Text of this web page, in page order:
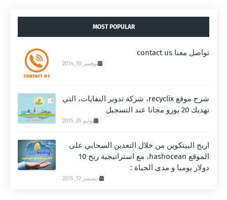
MOST POPULAR
تواصل معنا contact us
نوفمبر 10, 2014
شرح موقع recyclix، شركة تدوير النفايات، التي
تهديك 20 يورو مجانا عند التسجيل
يوليو 25, 2015
اربح البيتكوين من خلال التعدين السحابي على
الموقع hashocean، مع استراتيجية ربح 10
دولار يوميا و مدى الحياة :
ديسمبر 12, 2015